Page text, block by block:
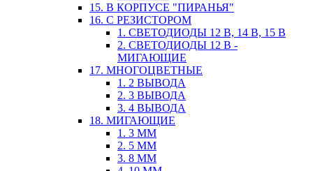
15. В КОРПУСЕ "ПИРАНЬЯ"
16. С РЕЗИСТОРОМ
1. СВЕТОДИОДЫ 12 В, 14 В, 15 В
2. СВЕТОДИОДЫ 12 В -
МИГАЮЩИЕ
17. МНОГОЦВЕТНЫЕ
1. 2 ВЫВОДА
2. 3 ВЫВОДА
3. 4 ВЫВОДА
18. МИГАЮЩИЕ
1. 3 ММ
2. 5 ММ
3. 8 ММ